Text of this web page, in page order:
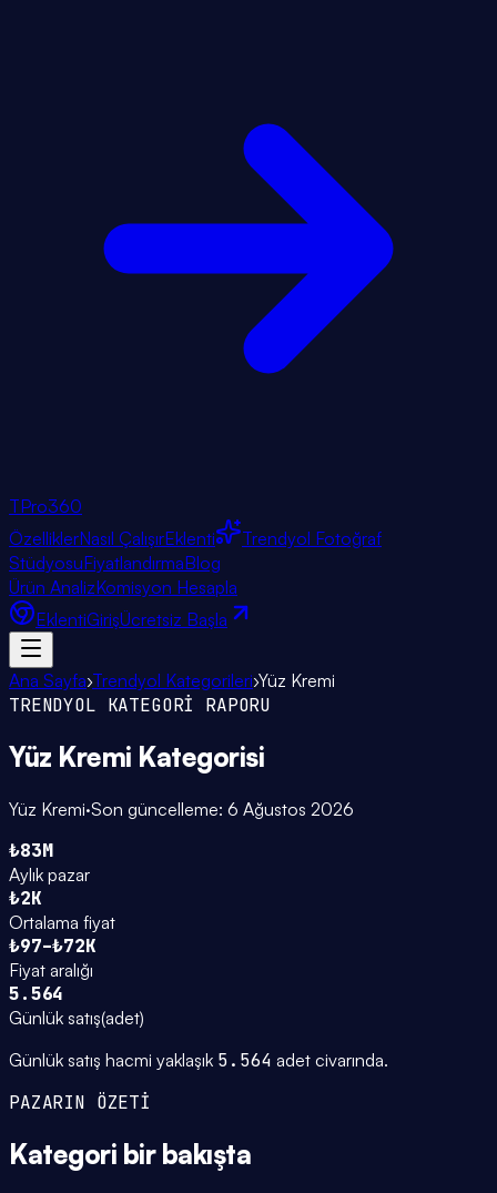
TPro360
ÖzelliklerNasıl ÇalışırEklenti
Trendyol Fotoğraf
StüdyosuFiyatlandırmaBlog
Ürün AnalizKomisyon Hesapla
EklentiGirişÜcretsiz Başla
Ana Sayfa›Trendyol Kategorileri›Yüz Kremi
TRENDYOL KATEGORİ RAPORU
Yüz Kremi Kategorisi
Yüz Kremi·Son güncelleme: 6 Ağustos 2026
₺83M
Aylık pazar
₺2K
Ortalama fiyat
₺97–₺72K
Fiyat aralığı
5.564
Günlük satış(adet)
Günlük satış hacmi yaklaşık 5.564 adet civarında.
PAZARIN ÖZETİ
Kategori bir bakışta